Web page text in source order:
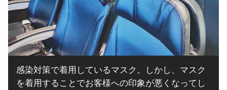
感染対策で着用しているマスク。しかし、マスク
を着用することでお客様への印象が悪くなってし